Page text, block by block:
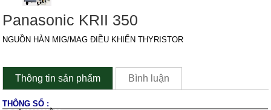
Panasonic KRII 350
NGUỒN HÀN MIG/MAG ĐIỀU KHIỂN THYRISTOR
Thông tin sản phẩm Bình luận
THÔNG SỐ :